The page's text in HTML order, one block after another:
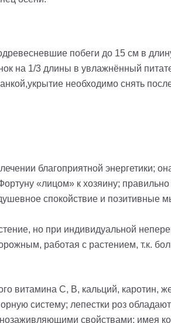
побеги до 15 см в
на 1/3 длины в увлажнённый
необходимо снять
благоприятной энергетики;
«лицом» к хозяину;
спокойствие и позитивные
но при индивидуальной
работая с растением, т.к.
витамина С, В, кальций, каротин,
систему; лепестки роз
свойствами; имея